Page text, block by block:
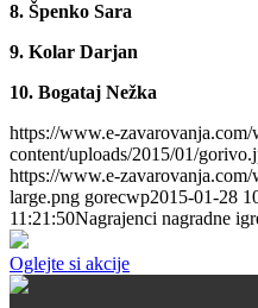
8. Špenko Sara
9. Kolar Darjan
10. Bogataj Nežka
https://www.e-zavarovanja.com/
content/uploads/2015/01/
https://www.e-
large.png gorecwp2015-01-28
11:21:50Nagrajenci nagradne
Oglejte si akcije